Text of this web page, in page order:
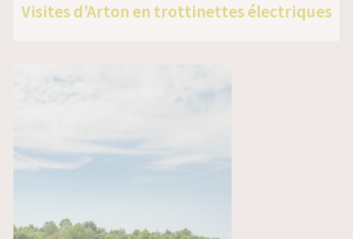
Visites d’Arton en trottinettes électriques